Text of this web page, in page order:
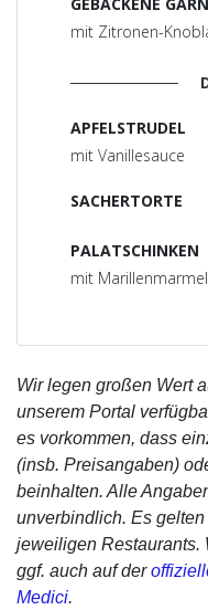
mit Zitronen-
APFELSTRUDEL
mit Vanillesauce
SACHERTORTE
PALATSCHINKEN
mit
Wir legen großen Wert
unserem Portal
es vorkommen, dass
(insb. Preisangaben)
beinhalten. Alle
unverbindlich. Es
jeweiligen Restaurants.
ggf. auch auf der
Medici.